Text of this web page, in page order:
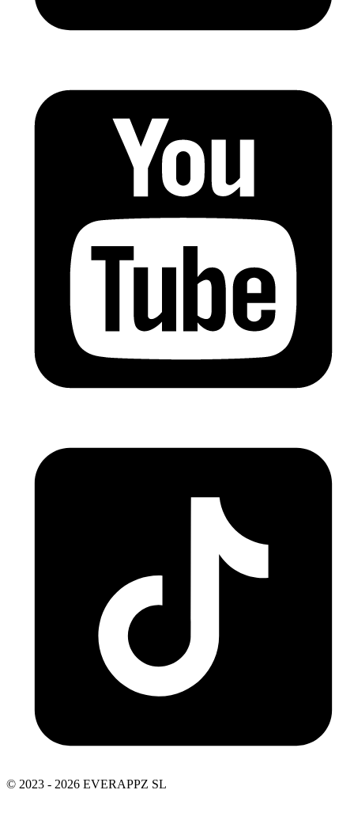
© 2023 - 2026 EVERAPPZ SL